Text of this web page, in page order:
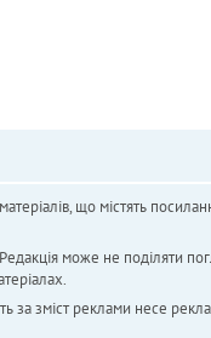
що містять
може не поділяти
за зміст реклами несе